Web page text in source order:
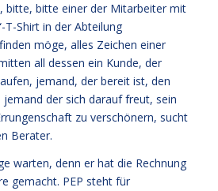
bitte, bitte einer der Mitarbeiter mit
T-Shirt in der Abteilung
möge, alles Zeichen einer
all dessen ein Kunde, der
jemand, der bereit ist, den
jemand der sich darauf freut, sein
zu verschönern, sucht
Berater.
warten, denn er hat die Rechnung
gemacht. PEP steht für